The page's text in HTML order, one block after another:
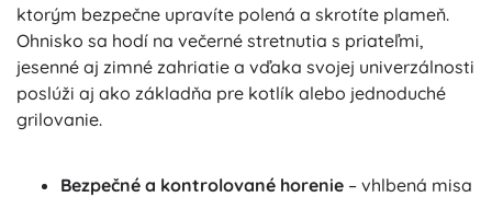
ktorým bezpečne upravíte polená a skrotíte plameň.
Ohnisko sa hodí na večerné stretnutia s priateľmi,
jesenné aj zimné zahriatie a vďaka svojej univerzálnosti
poslúži aj ako základňa pre kotlík alebo jednoduché
grilovanie.
Bezpečné a kontrolované horenie – vhlbená misa